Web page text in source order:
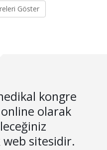
Göster
kongre
olarak
web sitesidir.